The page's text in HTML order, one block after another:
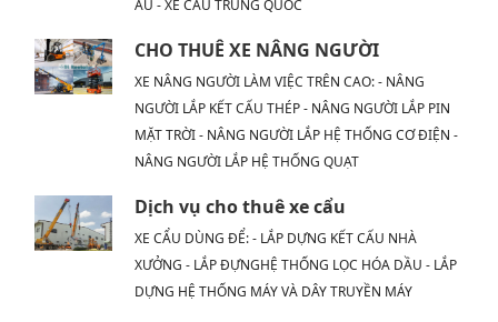
ÂU - XE CẨU TRUNG QUỐC
CHO THUÊ XE NÂNG NGƯỜI
XE NÂNG NGƯỜI LÀM VIỆC TRÊN CAO: - NÂNG
NGƯỜI LẮP KẾT CẤU THÉP - NÂNG NGƯỜI LẮP PIN
MẶT TRỜI - NÂNG NGƯỜI LẮP HỆ THỐNG CƠ ĐIỆN -
NÂNG NGƯỜI LẮP HỆ THỐNG QUẠT
Dịch vụ cho thuê xe cẩu
XE CẨU DÙNG ĐỂ: - LẮP DỰNG KẾT CẤU NHÀ
XƯỞNG - LẮP ĐỰNGHỆ THỐNG LỌC HÓA DẦU - LẮP
DỰNG HỆ THỐNG MÁY VÀ DÂY TRUYỀN MÁY